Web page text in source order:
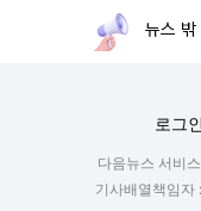
뉴스 밖
로그인
다음뉴스 서비
기사배열책임자